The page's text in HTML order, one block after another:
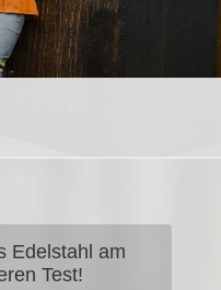
Edelstahl am
Test!